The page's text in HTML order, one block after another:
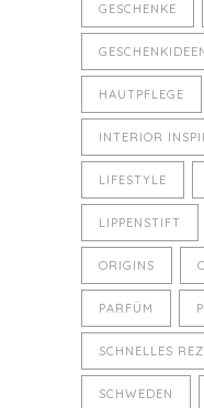
GESCHENKE
HAUTPFLEGE
INTERIOR
LIFESTYLE
LIPPENSTIFT
ORIGINS
PARFÜM
SCHNELLES
SCHWEDEN